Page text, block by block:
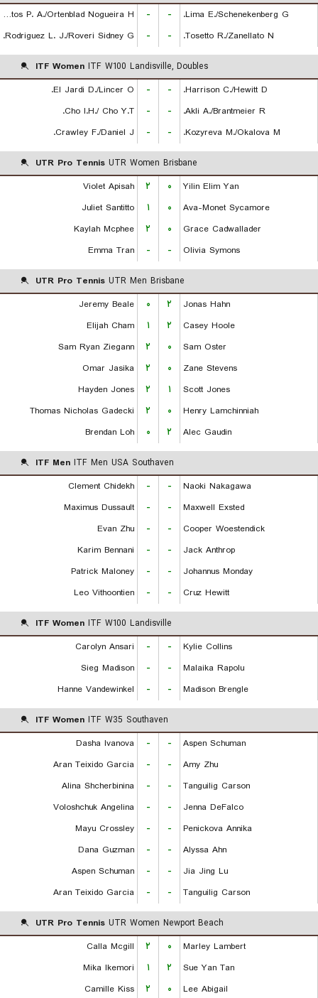
De Almeida Santos P. A./Ortenblad Nogueira H.
- -
Lima E./Schenekenberg G.
Rodriguez L. J./Roveri Sidney G.
- - Tosetto R./Zanellato N.
ITF Women ITF W100 Landisville, Doubles
El Jardi D./Lincer O.
- -
Harrison C./Hewitt D.
Cho I.H./ Cho Y.T.
- -
Akli A./Brantmeier R.
Crawley F./Daniel J.
- - Kozyreva M./Okalova M.
UTR Pro Tennis UTR Women Brisbane
Violet Apisah
۲ ۰
Yilin Elim Yan
Juliet Santitto
۱ ۰
Ava-Monet Sycamore
Kaylah Mcphee
۲ ۰
Grace Cadwallader
Emma Tran
- - Olivia Symons
UTR Pro Tennis UTR Men Brisbane
Jeremy Beale
۰ ۲
Jonas Hahn
Elijah Cham
۱ ۲
Casey Hoole
Sam Ryan Ziegann
۲ ۰
Sam Oster
Omar Jasika
۲ ۰
Zane Stevens
Hayden Jones
۲ ۱
Scott Jones
Thomas Nicholas Gadecki
۲ ۰
Henry Lamchinniah
Brendan Loh
۰ ۲ Alec Gaudin
ITF Men ITF Men USA Southaven
Clement Chidekh
- -
Naoki Nakagawa
Maximus Dussault
- -
Maxwell Exsted
Evan Zhu
- -
Cooper Woestendick
Karim Bennani
- -
Jack Anthrop
Patrick Maloney
- -
Johannus Monday
Leo Vithoontien
- - Cruz Hewitt
ITF Women ITF W100 Landisville
Carolyn Ansari
- -
Kylie Collins
Sieg Madison
- -
Malaika Rapolu
Hanne Vandewinkel
- - Madison Brengle
ITF Women ITF W35 Southaven
Dasha Ivanova
- -
Aspen Schuman
Aran Teixido Garcia
- -
Amy Zhu
Alina Shcherbinina
- -
Tanguilig Carson
Voloshchuk Angelina
- -
Jenna DeFalco
Mayu Crossley
- -
Penickova Annika
Dana Guzman
- -
Alyssa Ahn
Aspen Schuman
- -
Jia Jing Lu
Aran Teixido Garcia
- - Tanguilig Carson
UTR Pro Tennis UTR Women Newport Beach
Calla Mcgill
۲ ۰
Marley Lambert
Mika Ikemori
۱ ۲
Sue Yan Tan
Camille Kiss
۲ ۰
Lee Abigail